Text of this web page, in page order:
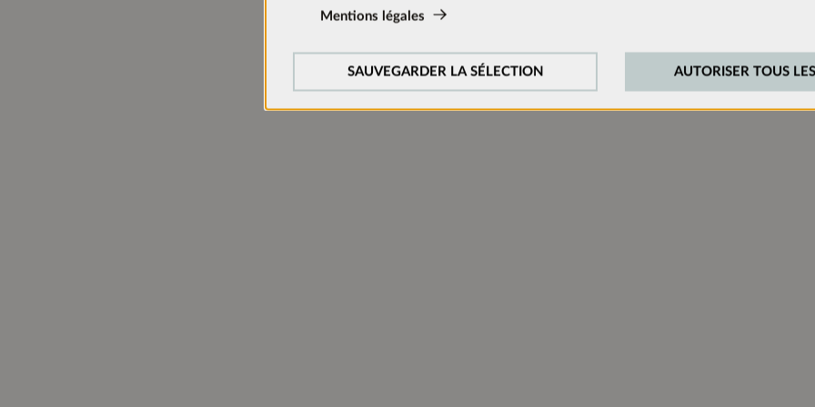
Afin d’améliorer constamment notre site web, nous analysons le comportement de nos
nous utilisons des cookies de suivi pour Google Analytics (en partie par l’intermédiaire
Mentions légales
SAUVEGARDER LA SÉLECTION AUTORISER TOUS
Charnières: Aucun